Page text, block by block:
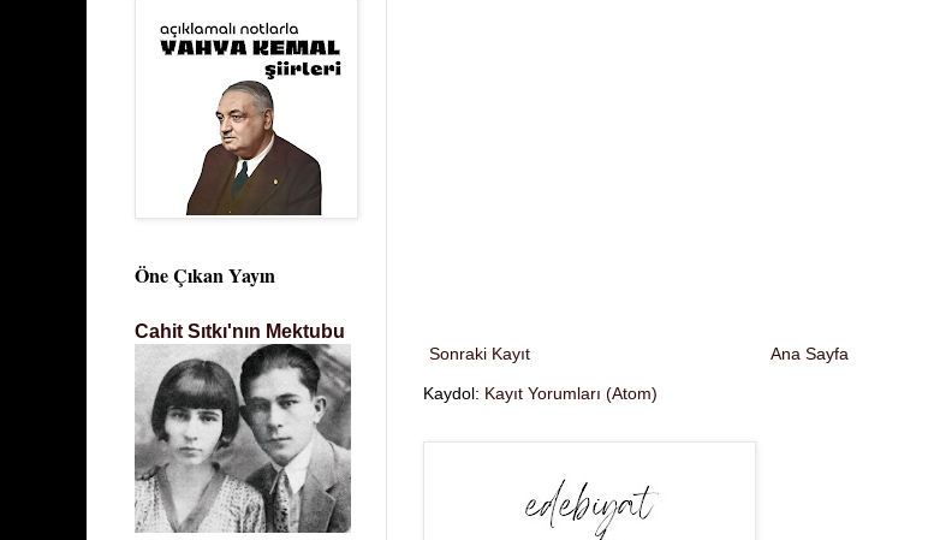
Sonraki Kayıt Ana Sayfa
Kaydol: Kayıt Yorumları (Atom)
Öne Çıkan Yayın
Cahit Sıtkı'nın Mektubu